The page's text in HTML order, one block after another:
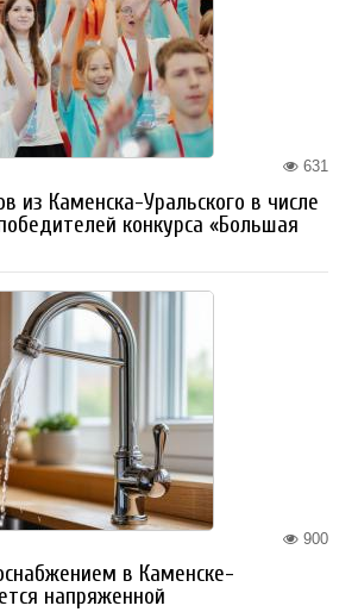
631
из Каменска-Уральского в числе
конкурса «Большая
900
в Каменске-
напряженной